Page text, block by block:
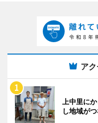
ア
上中里に
し地域が